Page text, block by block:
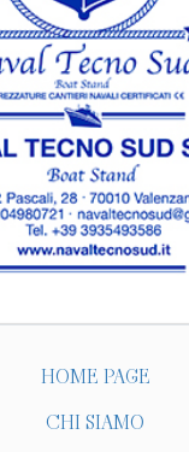
HOME PAGE
CHI SIAMO